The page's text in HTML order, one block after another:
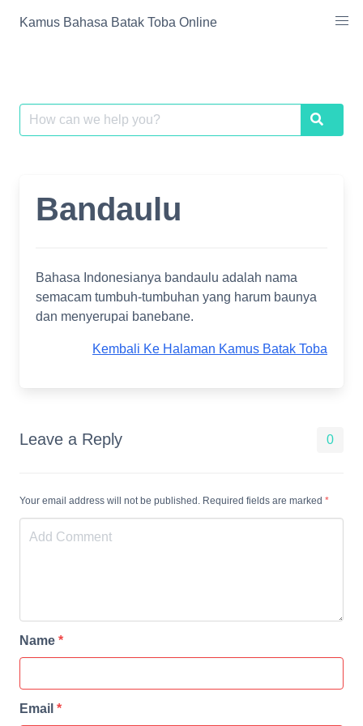
Kamus Bahasa Batak Toba Online
Search
for:
Search
Bandaulu
Bahasa Indonesianya bandaulu adalah nama
semacam tumbuh-tumbuhan yang harum baunya
dan menyerupai banebane.
Kembali Ke Halaman Kamus Batak Toba
Leave a Reply 0
Your email address will not be published. Required fields are marked *
Name *
Email *